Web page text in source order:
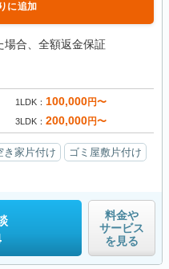
に追加
合、全額返金保証
1LDK 100,000円〜
3LDK 200,000円〜
き家片付け
ゴミ屋敷片付け
料金や
サービス
を見る